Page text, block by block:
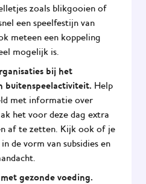
zoals blikgooien of
een speelfestijn van
meteen een koppeling
mogelijk is.
bij het
buitenspeelactiviteit. Help
met informatie over
het voor deze dag extra
af te zetten. Kijk ook of je
de vorm van subsidies en
gezonde voeding.